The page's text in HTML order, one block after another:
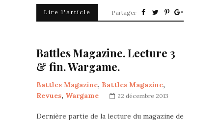
Lire l'article Partager
Battles Magazine. Lecture 3
& fin. Wargame.
Battles Magazine, Battles Magazine,
Revues, Wargame 22 décembre 2013
Dernière partie de la lecture du magazine de